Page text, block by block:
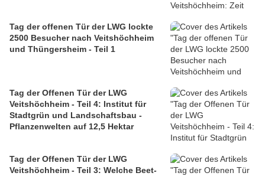
Tag der offenen Tür der LWG lockte
2500 Besucher nach Veitshöchheim
und Thüngersheim - Teil 1
Tag der Offenen Tür der LWG
Veitshöchheim - Teil 4: Institut für
Stadtgrün und Landschaftsbau -
Pflanzenwelten auf 12,5 Hektar
Tag der Offenen Tür der LWG
Veitshöchheim - Teil 3: Welche Beet-